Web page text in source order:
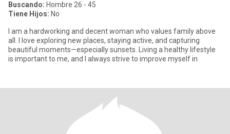
Buscando: Hombre 26 - 45
Tiene Hijos: No
I am a hardworking and decent woman who values family above
all. I love exploring new places, staying active, and capturing
beautiful moments—especially sunsets. Living a healthy lifestyle
is important to me, and I always strive to improve myself in